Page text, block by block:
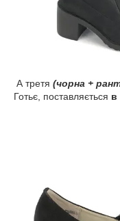
А третя (чорна +
Готьє, поставляється в